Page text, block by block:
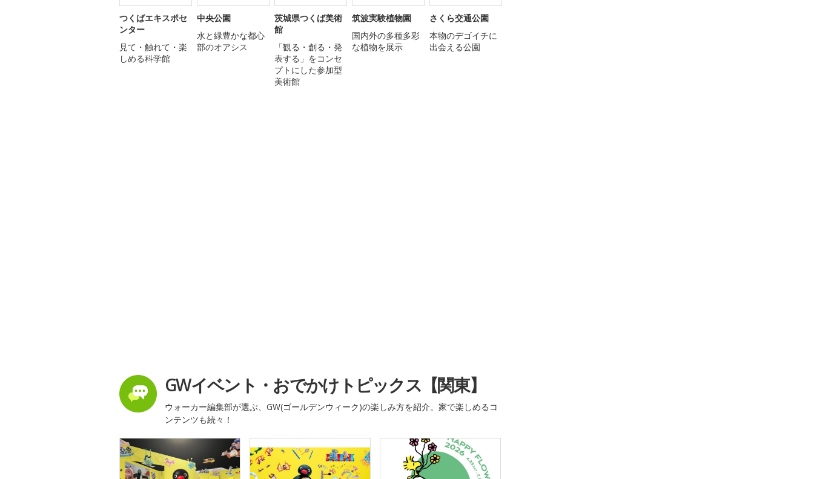
つくばエキスポセ
ンター
見て・触れて・楽
しめる科学館
中央公園
水と緑豊かな都心
部のオアシス
茨城県つくば美術
館
「観る・創る・発
表する」をコンセ
プトにした参加型
美術館
筑波実験植物園
国内外の多種多彩
な植物を展示
さくら交通公園
本物のデゴイチに
出会える公園
GWイベント・おでかけトピックス【関東】
ウォーカー編集部が選ぶ、GW(ゴールデンウィーク)の楽しみ方を紹介。家で楽しめるコ
ンテンツも続々！